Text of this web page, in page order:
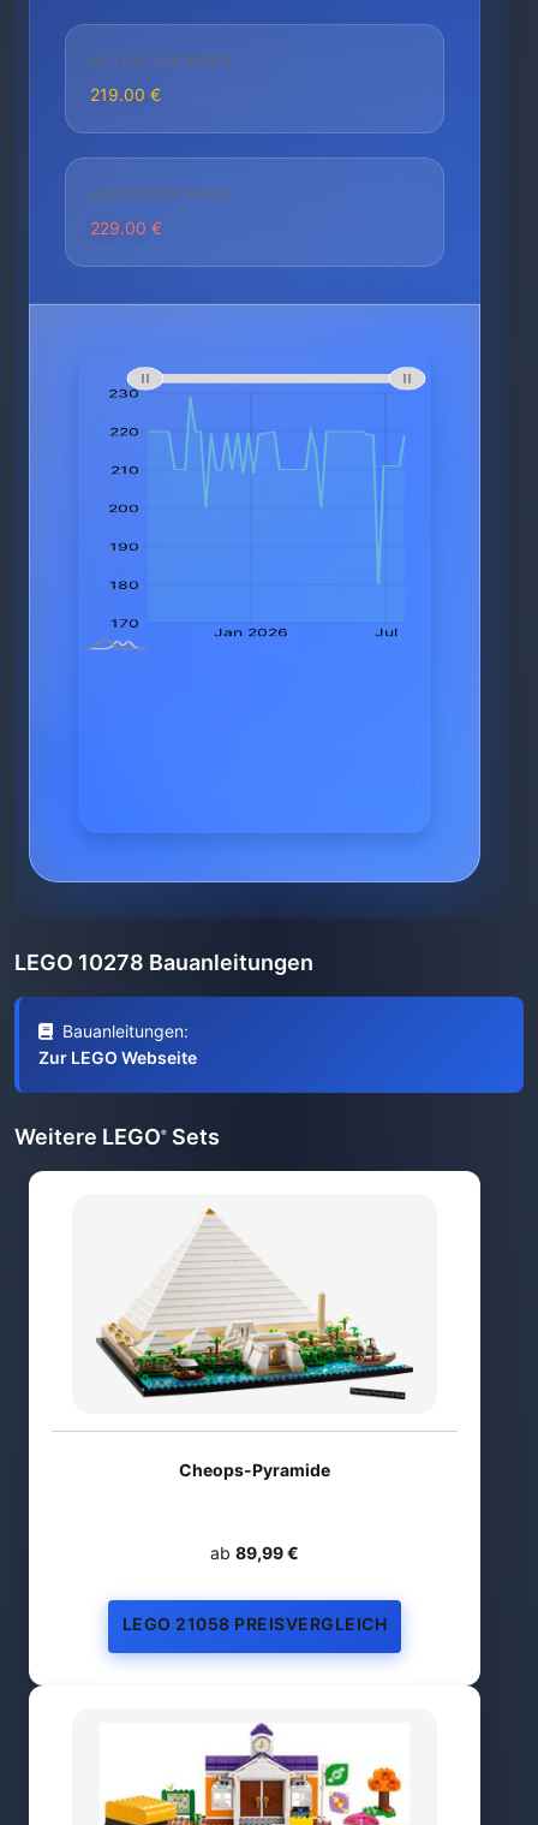
AKTUELLER PREIS
219.00 €
HÖCHSTER PREIS
229.00 €
LEGO 10278 Bauanleitungen
Bauanleitungen:
Zur LEGO Webseite
Weitere LEGO® Sets
Cheops-Pyramide
ab 89,99 €
LEGO 21058 PREISVERGLEICH